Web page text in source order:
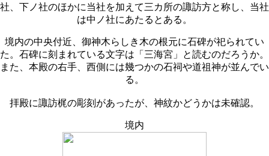
社、下ノ社のほかに当社を加えて三カ所の諏訪方と称し、当社
は中ノ社にあたるとある。
境内の中央付近、御神木らしき木の根元に石碑が祀られてい
た。石碑に刻まれている文字は「三海宮」と読むのだろうか。
また、本殿の右手、西側には幾つかの石祠や道祖神が並んでい
る。
拝殿に諏訪梶の彫刻があったが、神紋かどうかは未確認。
境内